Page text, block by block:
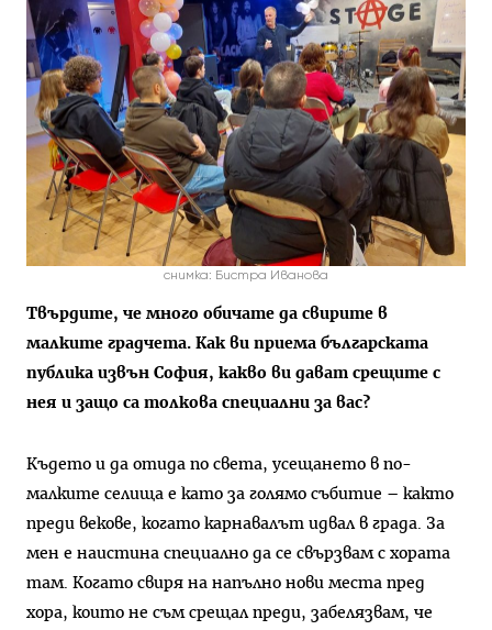
снимка: Бистра Иванова
Твърдите, че много обичате да свирите в
малките градчета. Как ви приема българската
публика извън София, какво ви дават срещите с
нея и защо са толкова специални за вас?
Където и да отида по света, усещането в по-
малките селища е като за голямо събитие – както
преди векове, когато карнавалът идвал в града. За
мен е наистина специално да се свързвам с хората
там. Когато свиря на напълно нови места пред
хора, които не съм срещал преди, забелязвам, че